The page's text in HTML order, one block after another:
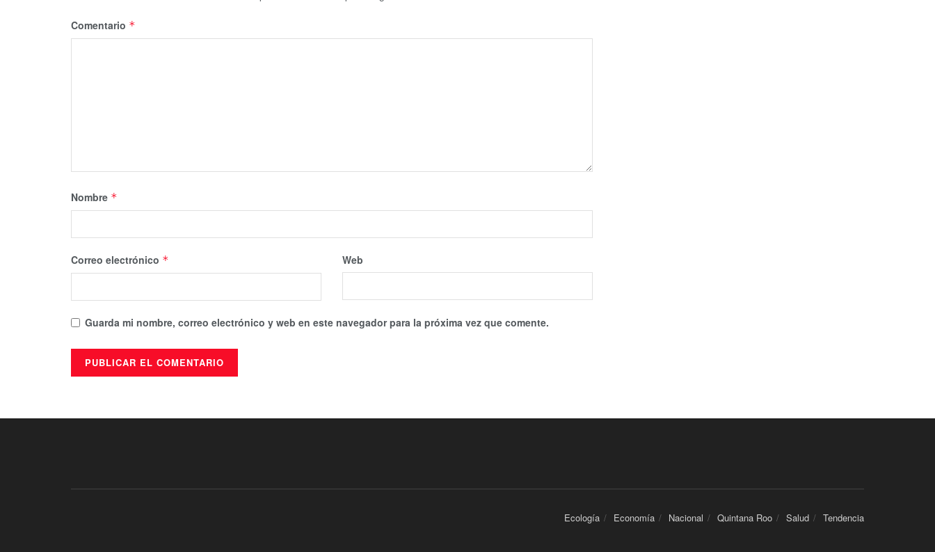
Comentario *
Nombre *
Correo electrónico * Web
Guarda mi nombre, correo electrónico y web en este navegador para la próxima vez que comente.
Ecología Economía Nacional Quintana Roo Salud Tendencia